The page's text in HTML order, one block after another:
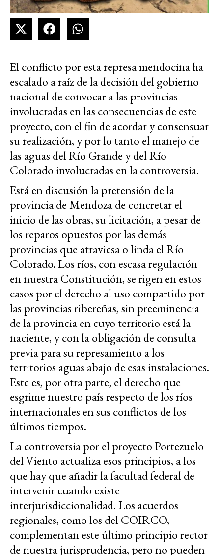
El conflicto por esta represa mendocina ha
escalado a raíz de la decisión del gobierno
nacional de convocar a las provincias
involucradas en las consecuencias de este
proyecto, con el fin de acordar y consensuar
su realización, y por lo tanto el manejo de
las aguas del Río Grande y del Río
Colorado involucradas en la controversia.
Está en discusión la pretensión de la
provincia de Mendoza de concretar el
inicio de las obras, su licitación, a pesar de
los reparos opuestos por las demás
provincias que atraviesa o linda el Río
Colorado. Los ríos, con escasa regulación
en nuestra Constitución, se rigen en estos
casos por el derecho al uso compartido por
las provincias ribereñas, sin preeminencia
de la provincia en cuyo territorio está la
naciente, y con la obligación de consulta
previa para su represamiento a los
territorios aguas abajo de esas instalaciones.
Este es, por otra parte, el derecho que
esgrime nuestro país respecto de los ríos
internacionales en sus conflictos de los
últimos tiempos.
La controversia por el proyecto Portezuelo
del Viento actualiza esos principios, a los
que hay que añadir la facultad federal de
intervenir cuando existe
interjurisdiccionalidad. Los acuerdos
regionales, como los del COIRCO,
complementan este último principio rector
de nuestra jurisprudencia, pero no pueden